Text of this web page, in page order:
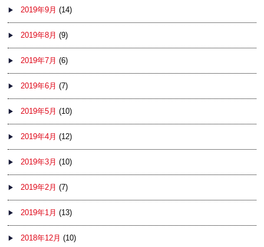
2019年9月 (14)
2019年8月 (9)
2019年7月 (6)
2019年6月 (7)
2019年5月 (10)
2019年4月 (12)
2019年3月 (10)
2019年2月 (7)
2019年1月 (13)
2018年12月 (10)